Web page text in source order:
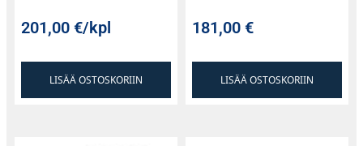
201,00€/kpl
LISÄÄ OSTOSKORIIN
181,00€
LISÄÄ OSTOSKORIIN